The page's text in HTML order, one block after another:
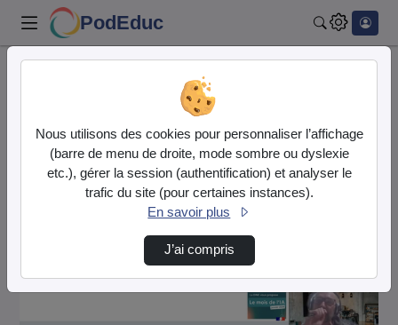
PodEduc
Lire, écrire et dire la correction : le prof…
Lire
Nous utilisons des cookies pour personnaliser l’affichage
(barre de menu de droite, mode sombre ou dyslexie
etc.), gérer la session (authentification) et analyser le
trafic du site (pour certaines instances).
En savoir plus
J’ai compris